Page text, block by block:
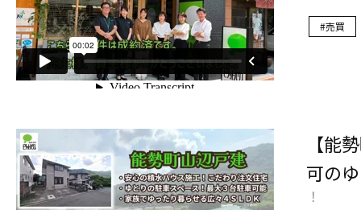
売買
【能
可の
！